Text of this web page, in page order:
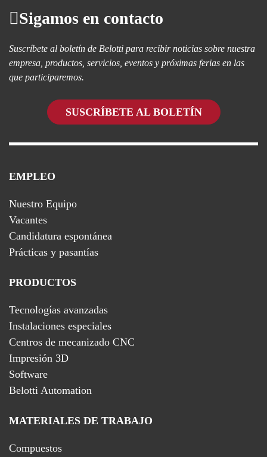
Sigamos en contacto
Suscríbete al boletín de Belotti para recibir noticias sobre nuestra
empresa, productos, servicios, eventos y próximas ferias en las
que participaremos.
SUSCRÍBETE AL BOLETÍN
EMPLEO
Nuestro Equipo
Vacantes
Candidatura espontánea
Prácticas y pasantías
PRODUCTOS
Tecnologías avanzadas
Instalaciones especiales
Centros de mecanizado CNC
Impresión 3D
Software
Belotti Automation
MATERIALES DE TRABAJO
Compuestos